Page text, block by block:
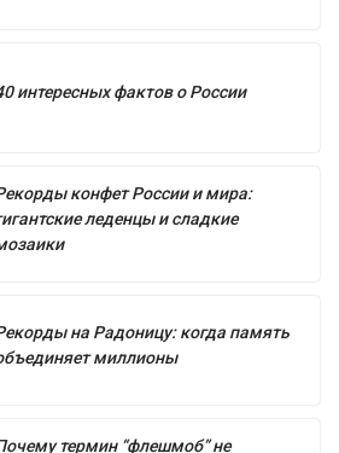
интересных фактов о России
конфет России и мира:
леденцы и сладкие
на Радоницу: когда память
миллионы
термин “флешмоб” не